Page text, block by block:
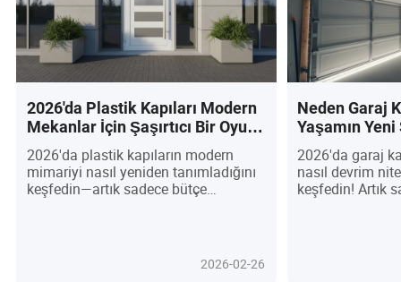
2026'da Plastik Kapıları Modern
Mekanlar İçin Şaşırtıcı Bir Oyun
Değiştirici Yapan Nedir?
2026'da plastik kapıların modern
mimariyi nasıl yeniden tanımladığını
keşfedin—artık sadece bütçe
geldiler. Fiberglas ve uPVC gibi son
teknoloji malzemeler ön plana2026-02-26
Neden Garaj
Yaşamın Yeni
Küresel
Gerekenler!
2026'da garaj
nasıl devrim
keşfedin! Artık